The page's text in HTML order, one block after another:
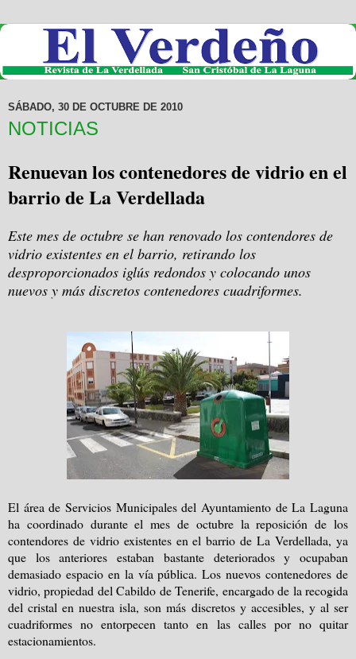
SÁBADO, 30 DE OCTUBRE DE 2010
NOTICIAS
Renuevan los contenedores de vidrio en el
barrio de La Verdellada
Este mes de octubre se han renovado los contendores de
vidrio existentes en el barrio, retirando los
desproporcionados iglús redondos y colocando unos
nuevos y más discretos contenedores cuadriformes.
El área de Servicios Municipales del Ayuntamiento de La Laguna
ha coordinado durante el mes de octubre la reposición de los
contendores de vidrio existentes en el barrio de La Verdellada, ya
que los anteriores estaban bastante deteriorados y ocupaban
demasiado espacio en la vía pública. Los nuevos contenedores de
vidrio, propiedad del Cabildo de Tenerife, encargado de la recogida
del cristal en nuestra isla, son más discretos y accesibles, y al ser
cuadriformes no entorpecen tanto en las calles por no quitar
estacionamientos.